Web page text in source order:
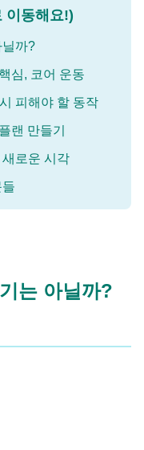
이동해요!)
닐까?
심, 코어 운동
피해야 할 동작
랜 만들기
로운 시각
는 아닐까?